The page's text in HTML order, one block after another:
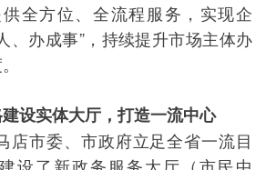
全方位、全流程服务，实现企
、办成事”，持续提升市场主体办
实体大厅，打造一流中心
市委、市政府立足全省一流目